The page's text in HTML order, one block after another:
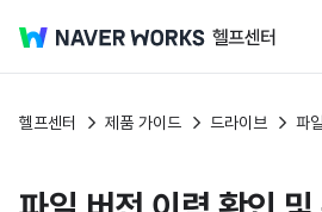
헬프센터 제품 가이드 드라이브 파